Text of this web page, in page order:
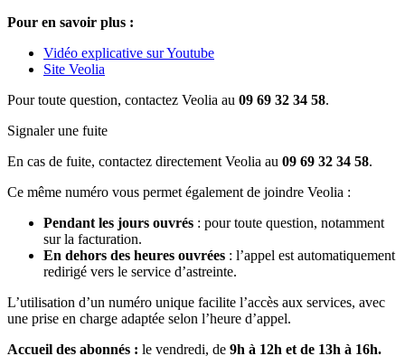
Pour en savoir plus :
Vidéo explicative sur Youtube
Site Veolia
Pour toute question, contactez Veolia au 09 69 32 34 58.
Signaler une fuite
En cas de fuite, contactez directement Veolia au 09 69 32 34 58.
Ce même numéro vous permet également de joindre Veolia :
Pendant les jours ouvrés : pour toute question, notamment
sur la facturation.
En dehors des heures ouvrées : l’appel est automatiquement
redirigé vers le service d’astreinte.
L’utilisation d’un numéro unique facilite l’accès aux services, avec
une prise en charge adaptée selon l’heure d’appel.
Accueil des abonnés : le vendredi, de 9h à 12h et de 13h à 16h.